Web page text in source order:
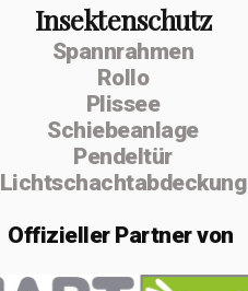
Insektenschutz
Spannrahmen
Rollo
Plissee
Schiebeanlage
Pendeltür
Lichtschachtabdeckung
OffiziellerPartner von